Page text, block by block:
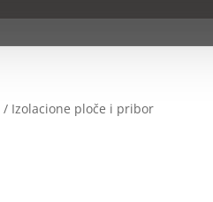
/ Izolacione ploče i pribor